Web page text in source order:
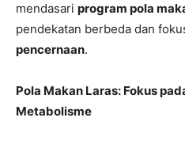
mendasari program pola
pendekatan berbeda dan
pencernaan.
Pola Makan Laras: Fokus
Metabolisme